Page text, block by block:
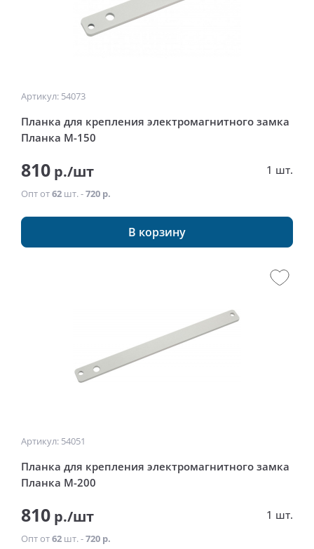
Артикул: 54073
Планка для крепления электромагнитного замка
Планка М-150
810 р./шт 1 шт.
Опт от62 шт. -720 р.
В корзину
Артикул: 54051
Планка для крепления электромагнитного замка
Планка М-200
810 р./шт 1 шт.
Опт от62 шт. -720 р.